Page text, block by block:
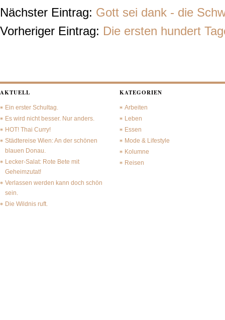
Nächster Eintrag: Gott sei dank - die
Vorheriger Eintrag: Die ersten hundert
AKTUELL
Ein erster Schultag.
Es wird nicht besser. Nur anders.
HOT! Thai Curry!
Städtereise Wien: An der schönen
blauen Donau.
Lecker-Salat: Rote Bete mit
Geheimzutat!
Verlassen werden kann doch schön
sein.
Die Wildnis ruft.
KATEGORIEN
Arbeiten
Leben
Essen
Mode & Lifestyle
Kolumne
Reisen